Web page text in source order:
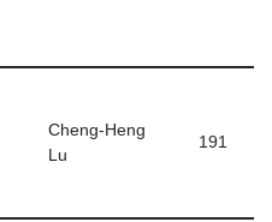
Cheng-Heng
Lu
191